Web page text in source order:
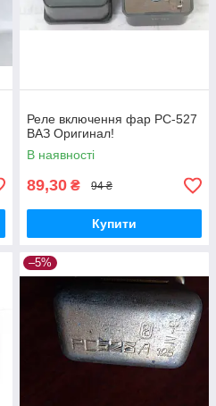
Реле включення фар РС-527
ВАЗ Оригинал!
В наявності
89,30 ₴ 94 ₴
Купити
–5%